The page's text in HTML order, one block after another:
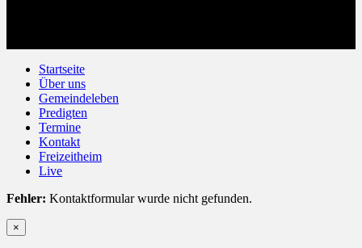
Startseite
Über uns
Gemeindeleben
Predigten
Termine
Kontakt
Freizeitheim
Live
Fehler: Kontaktformular wurde nicht gefunden.
×